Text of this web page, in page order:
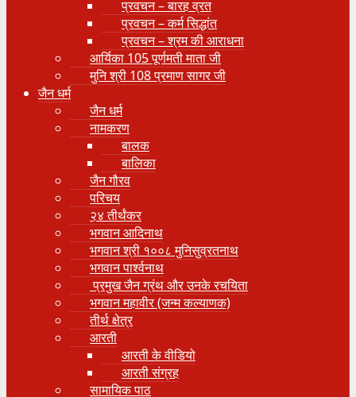
प्रवचन – बारह व्रत
प्रवचन – कर्म सिद्धांत
प्रवचन – श्रम की आराधना
आर्यिका 105 पूर्णमती माता जी
मुनि श्री 108 प्रमाण सागर जी
जैन धर्म
जैन धर्म
नामकरण
बालक
बालिका
जैन गौरव
परिचय
२४ तीर्थंकर
भगवान आदिनाथ
भगवान श्री १००८ मुनिसुव्रतनाथ
भगवान पार्श्वनाथ
प्रमुख जैन ग्रंथ और उनके रचयिता
भगवान महावीर (जन्म कल्याणक)
तीर्थ क्षेत्र
आरती
आरती के वीडियो
आरती संग्रह
सामायिक पाठ